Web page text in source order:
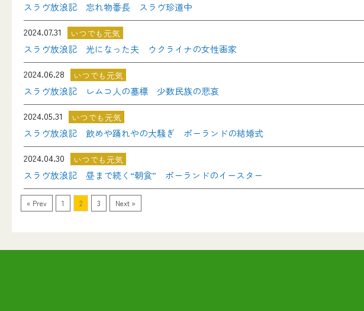
スラヴ放浪記 忘れ物番長 スラヴ珍道中
2024.07.31
いつでも元気
スラヴ放浪記 光になった夫 ウクライナの女性画家
2024.06.28
いつでも元気
スラヴ放浪記 レムコ人の墓標 少数民族の悲哀
2024.05.31
いつでも元気
スラヴ放浪記 飲めや踊れやの大騒ぎ ポーランドの結婚式
2024.04.30
いつでも元気
スラヴ放浪記 昼まで続く“朝食” ポーランドのイースター
« Prev 1 2 3 Next »